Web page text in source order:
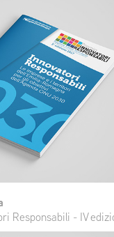
Responsabili - IV